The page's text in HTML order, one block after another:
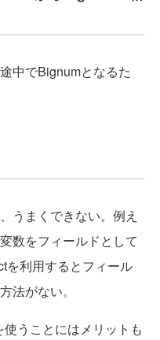
中でBignumとなるた
うまくできない。例え
数をフィールドとして
を利用するとフィール
法がない。
うことにはメリットも